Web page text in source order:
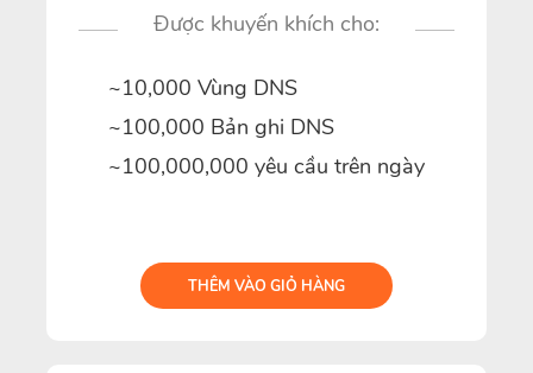
Được khuyến khích cho:
~10,000 Vùng DNS
~100,000 Bản ghi DNS
~100,000,000 yêu cầu trên ngày
THÊM VÀO GIỎ HÀNG